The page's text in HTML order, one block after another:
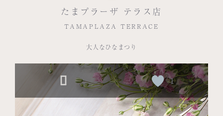
たまプラーザ テラス店
TAMAPLAZA TERRACE
大人なひなまつり
1